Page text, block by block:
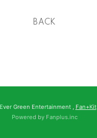
BACK
Green Entertainment , Fan+Kit
Powered by Fanplus.inc